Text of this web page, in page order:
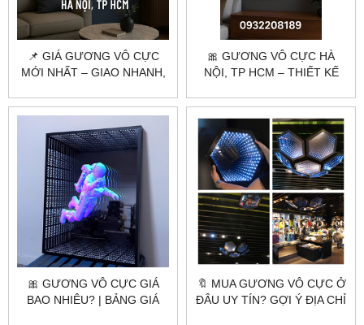
📌 GIÁ GƯƠNG VÔ CỰC
MỚI NHẤT – GIAO NHANH,
🎀 GƯƠNG VÔ CỰC HÀ
NỘI, TP HCM – THIẾT KẾ
NƠI
🎀 GƯƠNG VÔ CỰC GIÁ
BAO NHIÊU? | BẢNG GIÁ
🔖 MUA GƯƠNG VÔ CỰC Ở
ĐÂU UY TÍN? GỢI Ý ĐỊA CHỈ